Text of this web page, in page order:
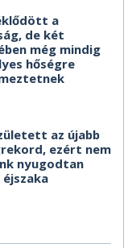
a
de két
még mindig
hőségre
az újabb
ezért nem
nyugodtan
éjszaka